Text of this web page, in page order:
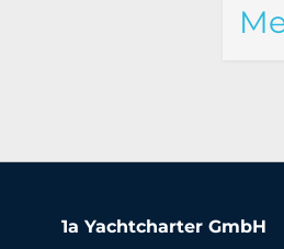
1a Yachtcharter GmbH